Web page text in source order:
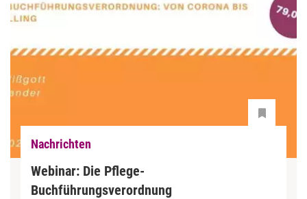
Nachrichten
Webinar: Die Pflege-
Buchführungsverordnung